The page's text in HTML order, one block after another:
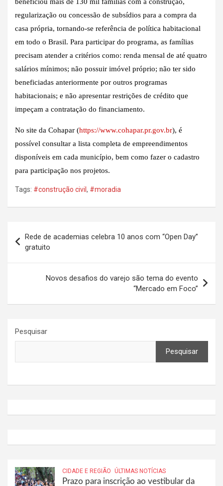
regularização ou concessão de subsídios para a compra da
casa própria, tornando-se referência de política habitacional
em todo o Brasil. Para participar do programa, as famílias
precisam atender a critérios como: renda mensal de até quatro
salários mínimos; não possuir imóvel próprio; não ter sido
beneficiadas anteriormente por outros programas
habitacionais; e não apresentar restrições de crédito que
impeçam a contratação do financiamento.
No site da Cohapar (https://www.cohapar.pr.gov.br), é
possível consultar a lista completa de empreendimentos
disponíveis em cada município, bem como fazer o cadastro
para participação nos projetos.
Tags: #construção civil , #moradia
de
Post
Rede de academias celebra 10 anos com “Open Day”
gratuito
Novos desafios do varejo são tema do evento
“Mercado em Foco”
Pesquisar
Pesquisar
CIDADE E REGIÃO ÚLTIMAS NOTÍCIAS
Prazo para inscrição ao vestibular da